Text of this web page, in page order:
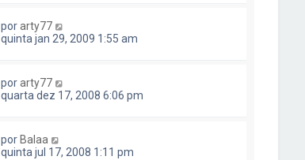
porarty77
quinta jan 29, 2009 1:55 am
porarty77
quarta dez 17, 2008 6:06 pm
por Balaa
quinta jul 17, 2008 1:11 pm